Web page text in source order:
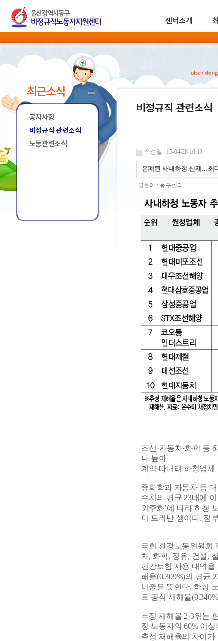
센터소개
최근소식
공지사항
비정규직 관련소식
노동관련소식
비정규직 관련소식
작성일 : 15-04-28 10:19
은폐된 사내하청 산재…최
글쓴이 : 동구센터
조선·자동차·화학 등
나 높아
계약 따내려 하청업체
중화학과 자동차 등
수치의 평균 23배에
외주화’에 따라 하청
이 드러난 셈이다. 정
국회 환경노동위원회
차, 화학, 정유, 건설,
건강보험 사용 내역을
해율(0.309%)의 평균
비중을 뜻한다. 하청
로 공식 재해율
추정 재해율 2·3위는
장 노동자의 60% 이
추정 재해율의 차이